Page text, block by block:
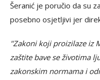
Šeranić je poručio da su
posebno osjetljivi jer
"Zakoni koji proizilaze iz
zaštite bave se životima
zakonskim normama i